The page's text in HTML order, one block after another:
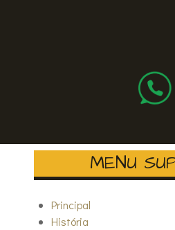
MENU
Principal
História